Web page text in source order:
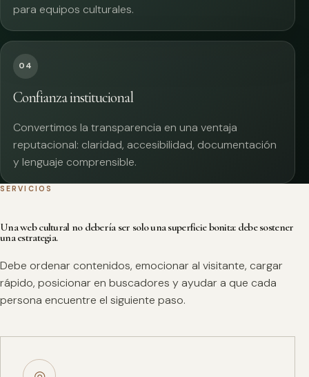
para equipos culturales.
04
Confianza institucional
Convertimos la transparencia en una ventaja
reputacional: claridad, accesibilidad, documentación
y lenguaje comprensible.
SERVICIOS
Una web cultural no debería ser solo una superficie bonita: debe sostener
una estrategia.
Debe ordenar contenidos, emocionar al visitante, cargar
rápido, posicionar en buscadores y ayudar a que cada
persona encuentre el siguiente paso.